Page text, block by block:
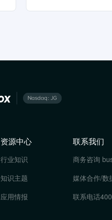
资源中心
行业知识
知识主题
应用情报
联系我们
商务咨询
媒体合作/数
联系电话